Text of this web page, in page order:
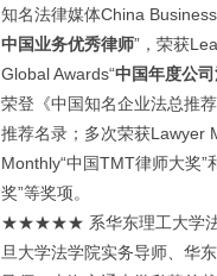
知名法律媒体China
中国业务优秀律师”，荣获
Global Awards“中国年度公
荣登《中国知名企业法总推
推荐名录；多次荣获Lawyer
Monthly“中国TMT律师大奖”
奖”等奖项。
★★★★★ 系华东理工大学法
旦大学法学院实务导师、华